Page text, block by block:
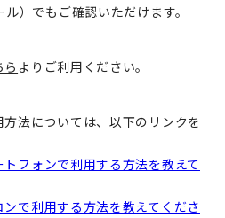
）でもご確認いただけます。
ら よりご利用ください。
法については、以下のリンクを
フォンで利用する方法を教えて
で利用する方法を教えてくださ